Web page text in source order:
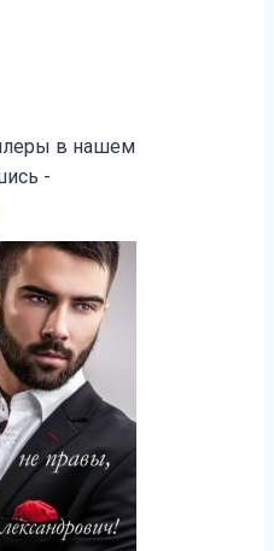
в нашем
-